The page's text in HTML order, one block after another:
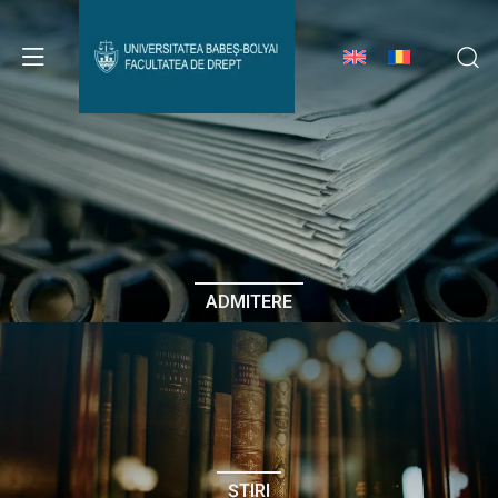
Avizier Studenți
Studii
Admitere
Erasmus & Internațional
Despre Facultate
ADMITERE
ȘTIRI